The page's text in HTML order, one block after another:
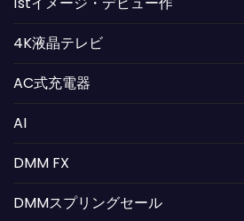
4K液晶テレビ
AC式充電器
AI
DMM FX
DMMスプリングセール